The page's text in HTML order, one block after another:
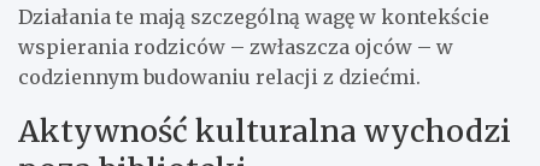
Działania te mają szczególną wagę w kontekście
wspierania rodziców – zwłaszcza ojców – w
codziennym budowaniu relacji z dziećmi.
Aktywność kulturalna wychodzi